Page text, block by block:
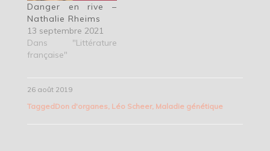
Danger en rive –
Nathalie Rheims
13 septembre 2021
Dans "Littérature
française"
26 août 2019
TaggedDon d'organes Léo Scheer, Maladie génétique